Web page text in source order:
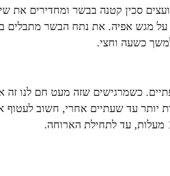
תנור לטמפרטורה של 180 מעלות. נועצים סכין קטנה בבשר
מגש אפיה. את נתח הבשר מתבלים
כשעה וחצי.
כשמרגישים שזה מעט חם לנו
יותר עד שעתיים אחרי, חשוב לעטוף